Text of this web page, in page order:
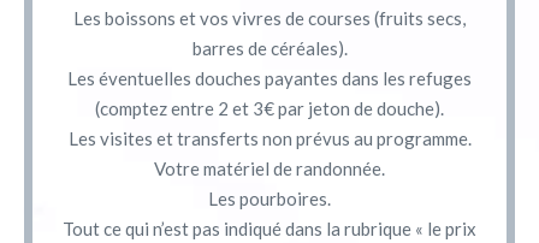
Les boissons et vos vivres de courses (fruits secs,
barres de céréales).
Les éventuelles douches payantes dans les refuges
(comptez entre 2 et 3€ par jeton de douche).
Les visites et transferts non prévus au programme.
Votre matériel de randonnée.
Les pourboires.
Tout ce qui n’est pas indiqué dans la rubrique « le prix